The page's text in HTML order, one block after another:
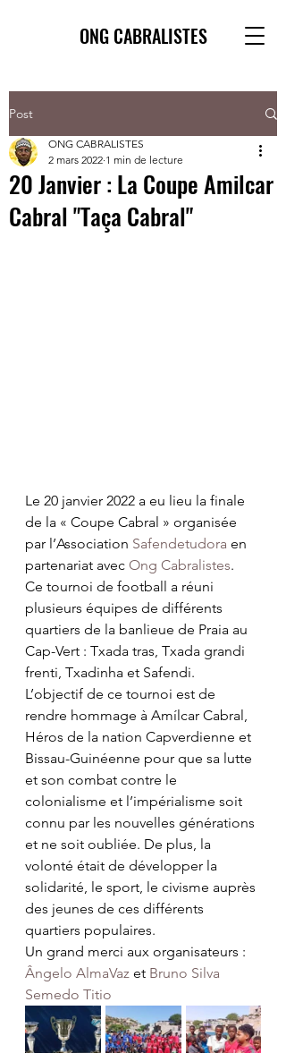
ONG CABRALISTES
Post
20 Janvier : La Coupe Amilcar
Cabral "Taça Cabral"
ONG CABRALISTES
2 mars 2022 1 min de lecture
Le 20 janvier 2022 a eu lieu la finale
de la « Coupe Cabral » organisée
par l’Association Safendetudora en
partenariat avec Ong Cabralistes.
Ce tournoi de football a réuni
plusieurs équipes de différents
quartiers de la banlieue de Praia au
Cap-Vert : Txada tras, Txada grandi
frenti, Txadinha et Safendi.
L’objectif de ce tournoi est de
rendre hommage à Amílcar Cabral,
Héros de la nation Capverdienne et
Bissau-Guinéenne pour que sa lutte
et son combat contre le
colonialisme et l’impérialisme soit
connu par les nouvelles générations
et ne soit oubliée. De plus, la
volonté était de développer la
solidarité, le sport, le civisme auprès
des jeunes de ces différents
quartiers populaires.
Un grand merci aux organisateurs :
Ângelo AlmaVaz et Bruno Silva
Semedo Titio